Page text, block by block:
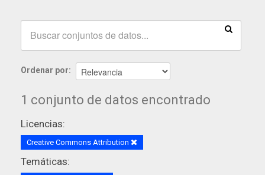
Ordenar por
1 conjunto de datos encontrado
Licencias:
Creative Commons Attribution
Temáticas: